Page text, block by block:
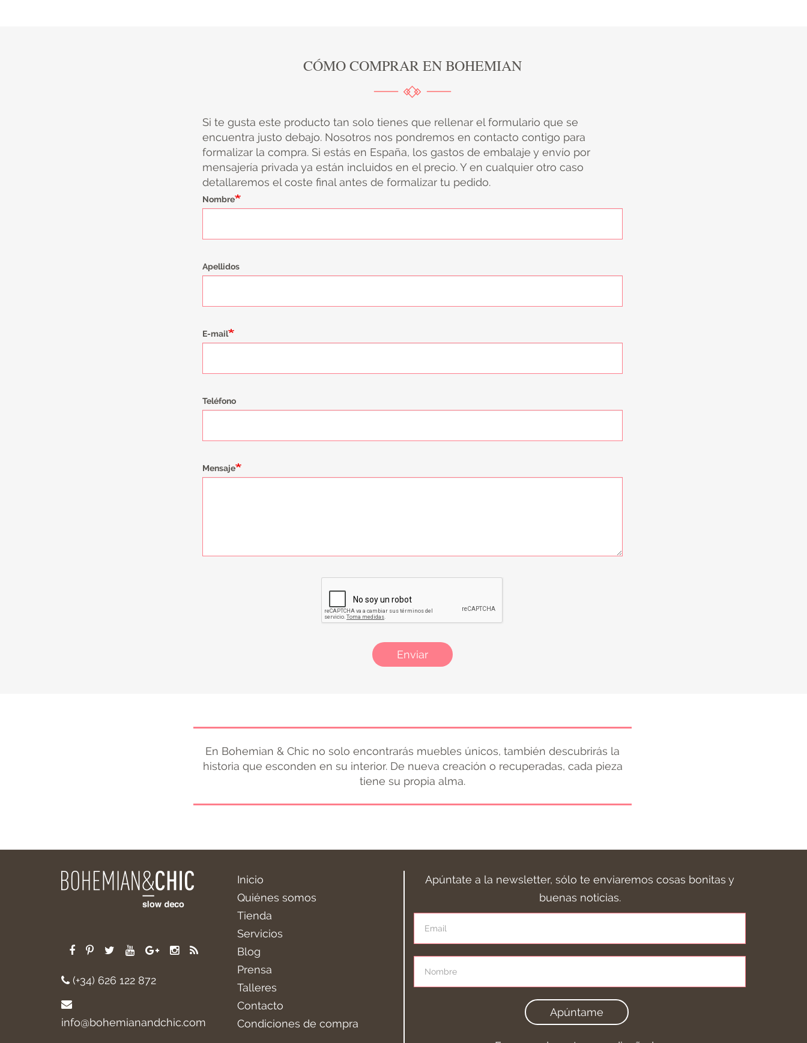
CÓMO COMPRAR EN BOHEMIAN
Si te gusta este producto tan solo tienes que rellenar el formulario que se
encuentra justo debajo. Nosotros nos pondremos en contacto contigo para
formalizar la compra. Si estás en España, los gastos de embalaje y envío por
mensajería privada ya están incluidos en el precio. Y en cualquier otro caso
detallaremos el coste final antes de formalizar tu pedido.
Nombre
Apellidos
E-mail
Teléfono
Mensaje
Enviar
En Bohemian & Chic no solo encontrarás muebles únicos, también descubrirás la
historia que esconden en su interior. De nueva creación o recuperadas, cada pieza
tiene su propia alma.
(+34) 626 122 872
info@bohemianandchic.com
Inicio
Quiénes somos
Tienda
Servicios
Blog
Prensa
Talleres
Contacto
Condiciones de compra
Apúntate a la newsletter, sólo te enviaremos cosas bonitas y
buenas noticias.
Apúntame